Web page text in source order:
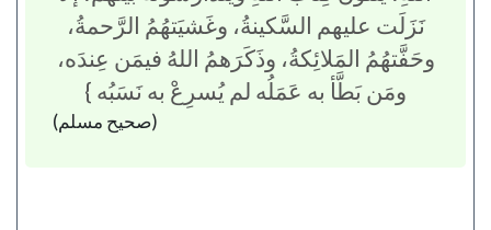
نَزَلَت عليهم السَّكينةُ، وغَشيَتهُمُ الرَّحمةُ،
وحَفَّتهُمُ المَلائِكةُ، وذَكَرَهمُ اللهُ فيمَن عِندَه،
ومَن بَطَّأ به عَمَلُه لم يُسرِعْ به نَسَبُه }
(صحيح مسلم)